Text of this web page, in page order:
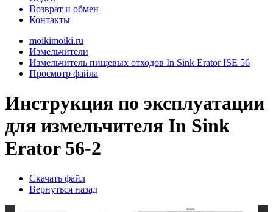
Возврат и обмен
Контакты
moikimoiki.ru
Измельчители
Измельчитель пищевых отходов In Sink Erator ISE 56
Просмотр файла
Инструкция по эксплуатации
для измельчителя In Sink
Erator 56-2
Скачать файл
Вернуться назад